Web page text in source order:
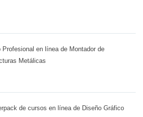
Profesional en línea de Montador de
Metálicas
de cursos en línea de Diseño Gráfico